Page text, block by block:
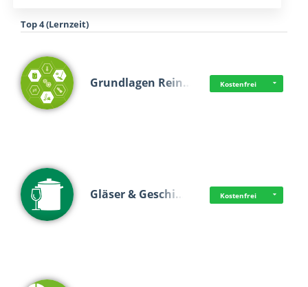
Top 4 (Lernzeit)
Grundlagen Rein… Kostenfrei
Gläser & Geschi… Kostenfrei